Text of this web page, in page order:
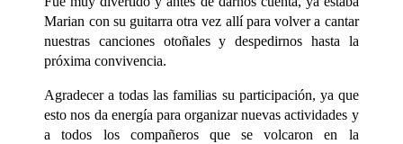
Marian con su guitarra otra vez allí para volver a cantar
nuestras canciones otoñales y despedirnos hasta la
próxima convivencia.
Agradecer a todas las familias su participación, ya que
esto nos da energía para organizar nuevas actividades y
a todos los compañeros que se volcaron en la